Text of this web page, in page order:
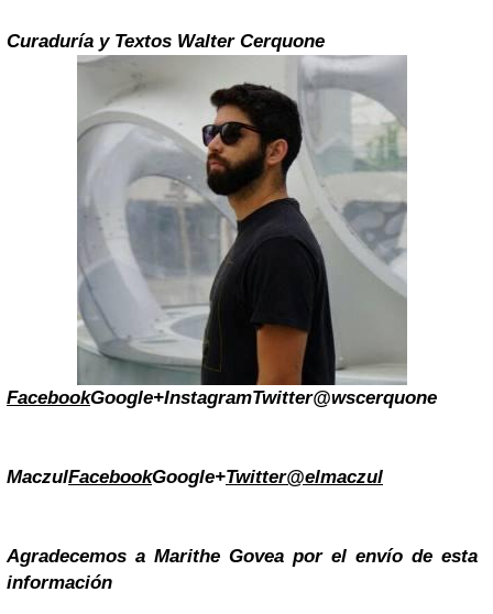
Curaduría y Textos Walter Cerquone
FacebookGoogle+InstagramTwitter@wscerquone
MaczulFacebookGoogle+Twitter@elmaczul
Agradecemos a Marithe Govea por el envío de esta
información